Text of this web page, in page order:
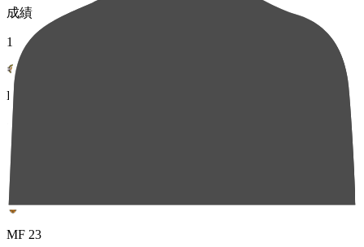
成績
1
FW 9
クリスティアーノ
58
2
MF 23